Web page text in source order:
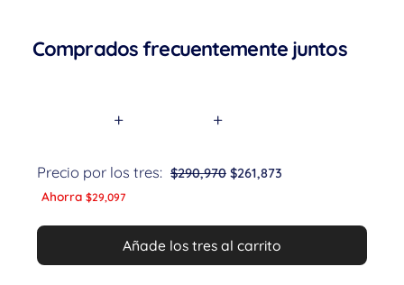
Comprados frecuentemente juntos
+ +
Precio por los tres: $290,970 $261,873
Ahorra $29,097
Añade los tres al carrito